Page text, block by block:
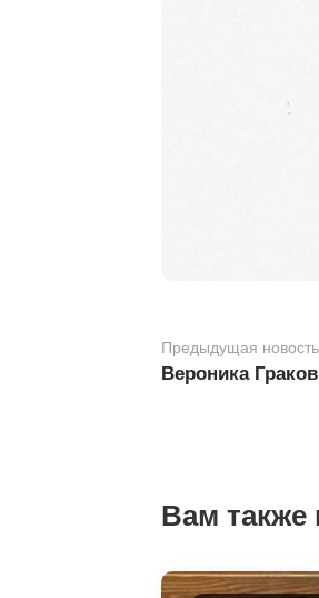
Предыдущая новость
Вероника
Вам также